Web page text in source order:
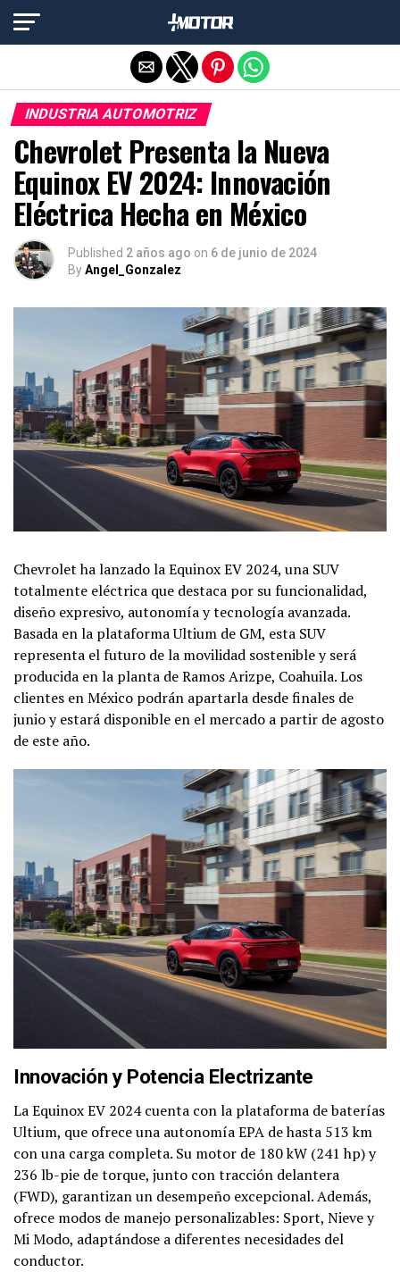
INDUSTRIA AUTOMOTRIZ
Chevrolet Presenta la Nueva
Equinox EV 2024: Innovación
Eléctrica Hecha en México
Published 2 años ago on 6 de junio de 2024
ByAngel_Gonzalez
Chevrolet ha lanzado la Equinox EV 2024, una SUV
totalmente eléctrica que destaca por su funcionalidad,
diseño expresivo, autonomía y tecnología avanzada.
Basada en la plataforma Ultium de GM, esta SUV
representa el futuro de la movilidad sostenible y será
producida en la planta de Ramos Arizpe, Coahuila. Los
clientes en México podrán apartarla desde finales de
junio y estará disponible en el mercado a partir de agosto
de este año.
Innovación y Potencia Electrizante
La Equinox EV 2024 cuenta con la plataforma de baterías
Ultium, que ofrece una autonomía EPA de hasta 513 km
con una carga completa. Su motor de 180 kW (241 hp) y
236 lb-pie de torque, junto con tracción delantera
(FWD), garantizan un desempeño excepcional. Además,
ofrece modos de manejo personalizables: Sport, Nieve y
Mi Modo, adaptándose a diferentes necesidades del
conductor.
Salir de la versión móvil